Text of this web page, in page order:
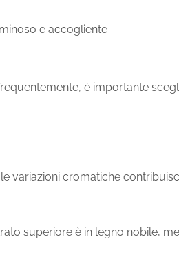
è importante
variazioni cromatiche
superiore è in legno nobile,